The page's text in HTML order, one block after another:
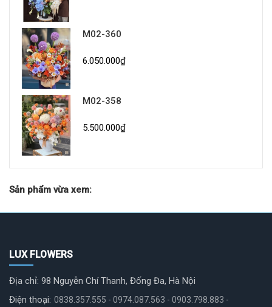
M02-360
6.050.000₫
M02-358
5.500.000₫
Sản phẩm vừa xem:
LUX FLOWERS
Địa chỉ: 98 Nguyễn Chí Thanh, Đống Đa, Hà Nội
Điện thoại: 0838.357.555 - 0974.087.563 - 0903.798.883 -